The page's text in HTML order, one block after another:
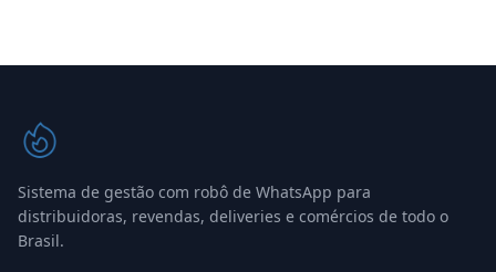
Sistema de gestão com robô de WhatsApp para
distribuidoras, revendas, deliveries e comércios de todo o
Brasil.